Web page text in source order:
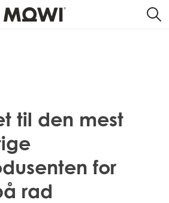
til den mest
for
rad